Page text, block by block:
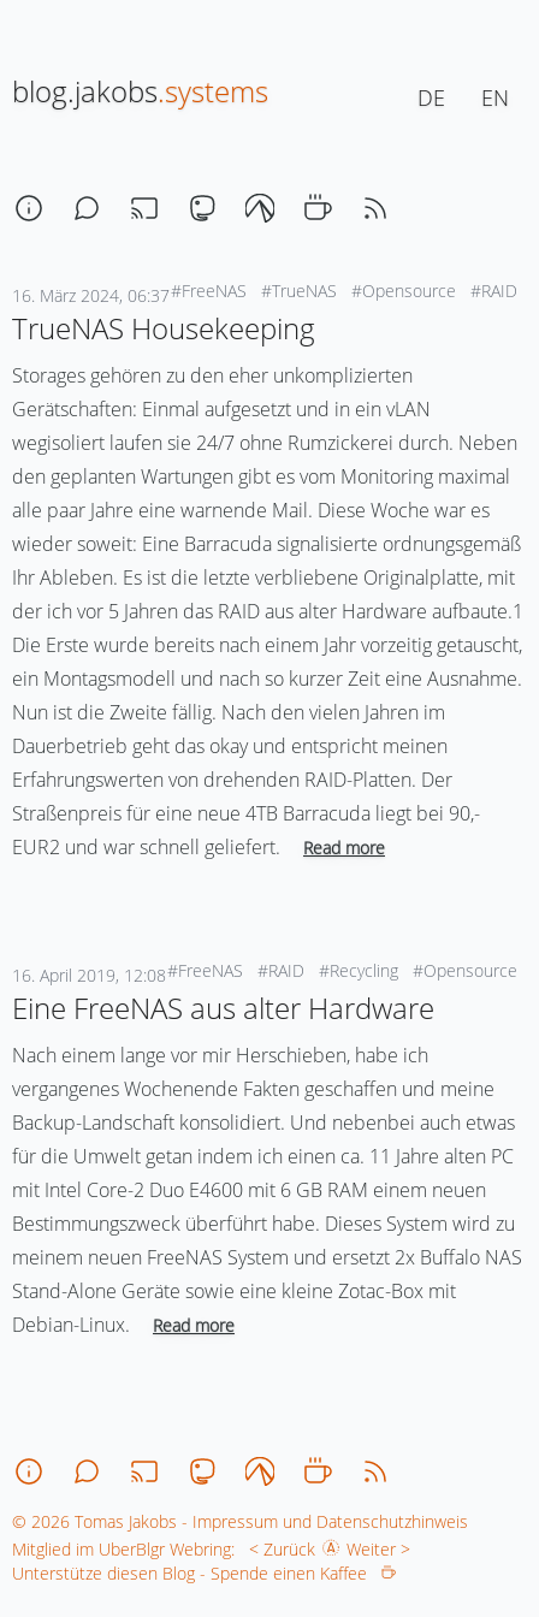
blog.jakobs.systems DE EN
#FreeNAS #TrueNAS #Opensource #RAID
16. März 2024, 06:37
TrueNAS Housekeeping
Storages gehören zu den eher unkomplizierten
Gerätschaften: Einmal aufgesetzt und in ein vLAN
wegisoliert laufen sie 24/7 ohne Rumzickerei durch. Neben
den geplanten Wartungen gibt es vom Monitoring maximal
alle paar Jahre eine warnende Mail. Diese Woche war es
wieder soweit: Eine Barracuda signalisierte ordnungsgemäß
Ihr Ableben. Es ist die letzte verbliebene Originalplatte, mit
der ich vor 5 Jahren das RAID aus alter Hardware aufbaute.1
Die Erste wurde bereits nach einem Jahr vorzeitig getauscht,
ein Montagsmodell und nach so kurzer Zeit eine Ausnahme.
Nun ist die Zweite fällig. Nach den vielen Jahren im
Dauerbetrieb geht das okay und entspricht meinen
Erfahrungswerten von drehenden RAID-Platten. Der
Straßenpreis für eine neue 4TB Barracuda liegt bei 90,-
EUR2 und war schnell geliefert.
Read more
#FreeNAS #RAID #Recycling #Opensource
16. April 2019, 12:08
Eine FreeNAS aus alter Hardware
Nach einem lange vor mir Herschieben, habe ich
vergangenes Wochenende Fakten geschaffen und meine
Backup-Landschaft konsolidiert. Und nebenbei auch etwas
für die Umwelt getan indem ich einen ca. 11 Jahre alten PC
mit Intel Core-2 Duo E4600 mit 6 GB RAM einem neuen
Bestimmungszweck überführt habe. Dieses System wird zu
meinem neuen FreeNAS System und ersetzt 2x Buffalo NAS
Stand-Alone Geräte sowie eine kleine Zotac-Box mit
Debian-Linux.
Read more
© 2026 Tomas Jakobs - Impressum und Datenschutzhinweis
Mitglied im UberBlgr Webring:
< Zurück
Weiter >
Unterstütze diesen Blog - Spende einen Kaffee